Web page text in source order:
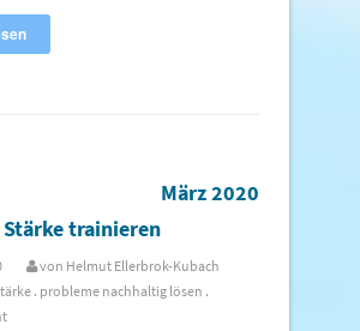
März 2020
trainieren
von Helmut Ellerbrok-Kubach
. probleme nachhaltig lösen .